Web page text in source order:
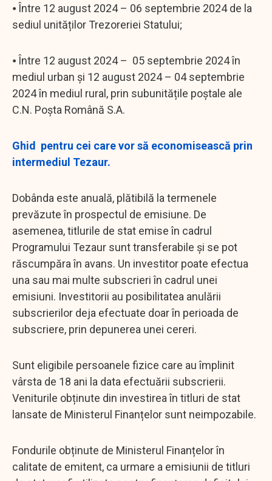
⦁ Între 12 august 2024 – 06 septembrie 2024 de la
sediul unităților Trezoreriei Statului;
⦁ Între 12 august 2024 – 05 septembrie 2024 în
mediul urban și 12 august 2024 – 04 septembrie
2024 în mediul rural, prin subunitățile poștale ale
C.N. Poșta Română S.A.
Ghid pentru cei care vor să economisească prin
intermediul Tezaur.
Dobânda este anuală, plătibilă la termenele
prevăzute în prospectul de emisiune. De
asemenea, titlurile de stat emise în cadrul
Programului Tezaur sunt transferabile și se pot
răscumpăra în avans. Un investitor poate efectua
una sau mai multe subscrieri în cadrul unei
emisiuni. Investitorii au posibilitatea anulării
subscrierilor deja efectuate doar în perioada de
subscriere, prin depunerea unei cereri.
Sunt eligibile persoanele fizice care au împlinit
vârsta de 18 ani la data efectuării subscrierii.
Veniturile obținute din investirea în titluri de stat
lansate de Ministerul Finanțelor sunt neimpozabile.
Fondurile obținute de Ministerul Finanțelor în
calitate de emitent, ca urmare a emisiunii de titluri